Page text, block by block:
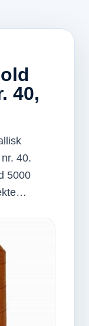
40,
40.
5000